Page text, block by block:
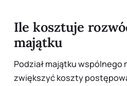
Ile kosztuje
majątku
Podział majątku wspólnego
zwiększyć koszty